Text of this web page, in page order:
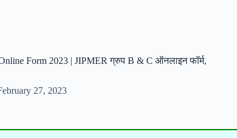
Form 2023 | JIPMER ग्रुप B & C ऑनलाइन फॉर्म,
27, 2023